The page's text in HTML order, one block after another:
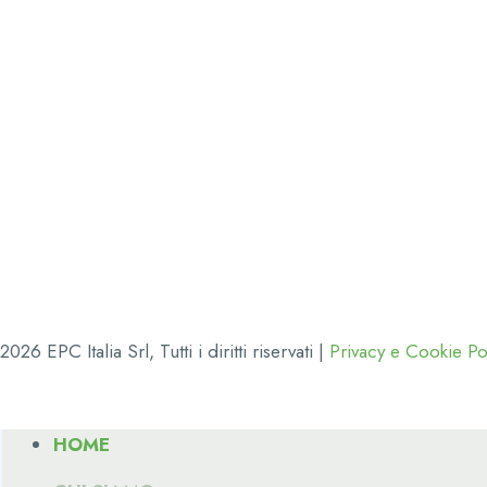
2026 EPC Italia Srl, Tutti i diritti riservati | Privacy e Cookie
HOME